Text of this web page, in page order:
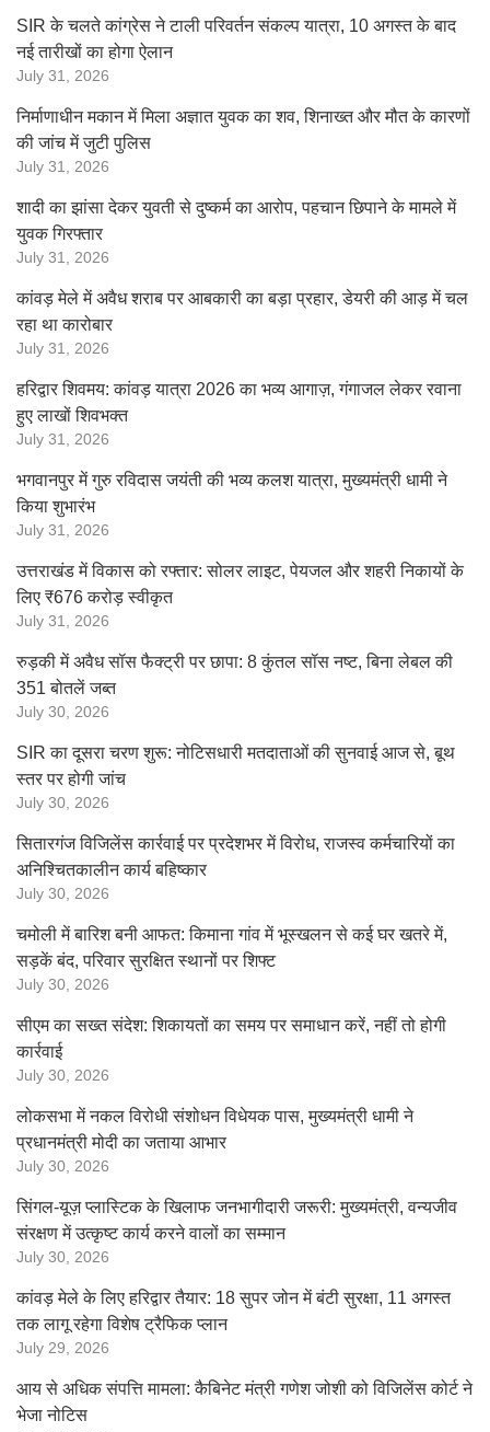
SIR के चलते कांग्रेस ने टाली परिवर्तन संकल्प यात्रा, 10 अगस्त के बाद
नई तारीखों का होगा ऐलान
July 31, 2026
निर्माणाधीन मकान में मिला अज्ञात युवक का शव, शिनाख्त और मौत के कारणों
की जांच में जुटी पुलिस
July 31, 2026
शादी का झांसा देकर युवती से दुष्कर्म का आरोप, पहचान छिपाने के मामले में
युवक गिरफ्तार
July 31, 2026
कांवड़ मेले में अवैध शराब पर आबकारी का बड़ा प्रहार, डेयरी की आड़ में चल
रहा था कारोबार
July 31, 2026
हरिद्वार शिवमय: कांवड़ यात्रा 2026 का भव्य आगाज़, गंगाजल लेकर रवाना
हुए लाखों शिवभक्त
July 31, 2026
भगवानपुर में गुरु रविदास जयंती की भव्य कलश यात्रा, मुख्यमंत्री धामी ने
किया शुभारंभ
July 31, 2026
उत्तराखंड में विकास को रफ्तार: सोलर लाइट, पेयजल और शहरी निकायों के
लिए ₹676 करोड़ स्वीकृत
July 31, 2026
रुड़की में अवैध सॉस फैक्ट्री पर छापा: 8 कुंतल सॉस नष्ट, बिना लेबल की
351 बोतलें जब्त
July 30, 2026
SIR का दूसरा चरण शुरू: नोटिसधारी मतदाताओं की सुनवाई आज से, बूथ
स्तर पर होगी जांच
July 30, 2026
सितारगंज विजिलेंस कार्रवाई पर प्रदेशभर में विरोध, राजस्व कर्मचारियों का
अनिश्चितकालीन कार्य बहिष्कार
July 30, 2026
चमोली में बारिश बनी आफत: किमाना गांव में भूस्खलन से कई घर खतरे में,
सड़कें बंद, परिवार सुरक्षित स्थानों पर शिफ्ट
July 30, 2026
सीएम का सख्त संदेश: शिकायतों का समय पर समाधान करें, नहीं तो होगी
कार्रवाई
July 30, 2026
लोकसभा में नकल विरोधी संशोधन विधेयक पास, मुख्यमंत्री धामी ने
प्रधानमंत्री मोदी का जताया आभार
July 30, 2026
सिंगल-यूज़ प्लास्टिक के खिलाफ जनभागीदारी जरूरी: मुख्यमंत्री, वन्यजीव
संरक्षण में उत्कृष्ट कार्य करने वालों का सम्मान
July 30, 2026
कांवड़ मेले के लिए हरिद्वार तैयार: 18 सुपर जोन में बंटी सुरक्षा, 11 अगस्त
तक लागू रहेगा विशेष ट्रैफिक प्लान
July 29, 2026
आय से अधिक संपत्ति मामला: कैबिनेट मंत्री गणेश जोशी को विजिलेंस कोर्ट ने
भेजा नोटिस